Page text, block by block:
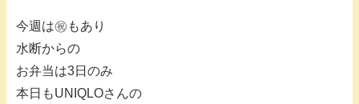
今週は㊗️もあり
水断からの
お弁当は3日のみ
本日もUNIQLOさんの